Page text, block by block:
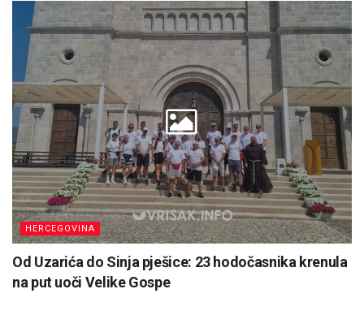
HERCEGOVINA
Od Uzarića do Sinja pješice: 23 hodočasnika krenula
na put uoči Velike Gospe